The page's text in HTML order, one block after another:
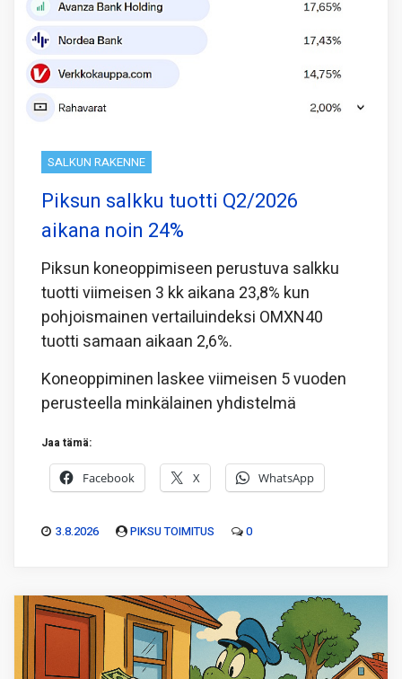
SALKUN RAKENNE
Piksun salkku tuotti Q2/2026
aikana noin 24%
Piksun koneoppimiseen perustuva salkku
tuotti viimeisen 3 kk aikana 23,8% kun
pohjoismainen vertailuindeksi OMXN40
tuotti samaan aikaan 2,6%.
Koneoppiminen laskee viimeisen 5 vuoden
perusteella minkälainen yhdistelmä
Jaa tämä:
Facebook X WhatsApp
3.8.2026 PIKSU TOIMITUS 0